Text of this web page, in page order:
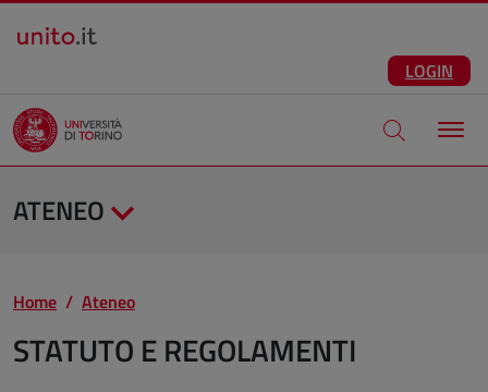
Salta al contenuto principale
LOGIN
Apri modale
ATENEO
Home Ateneo
STATUTO E REGOLAMENTI